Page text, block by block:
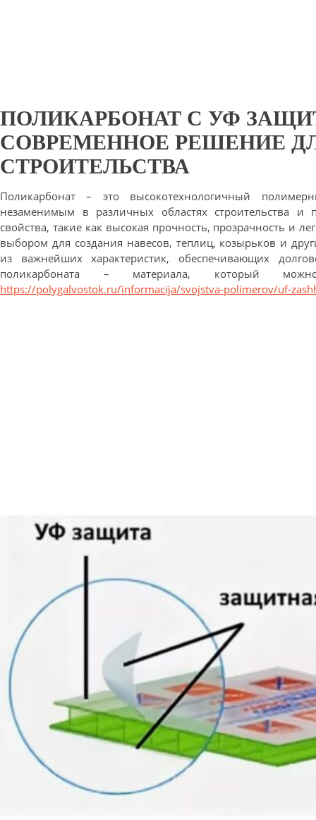
ПОЛИКАРБОНАТ С УФ
СОВРЕМЕННОЕ РЕШЕНИЕ
СТРОИТЕЛЬСТВА
Поликарбонат – это высокотехнологичный
незаменимым в различных областях строительства и
свойства, такие как высокая прочность, прозрачность и
выбором для создания навесов, теплиц, козырьков и
из важнейших характеристик, обеспечивающих
поликарбоната – материала, который
https://polygalvostok.ru/informacija/svojstva-polimerov/uf-